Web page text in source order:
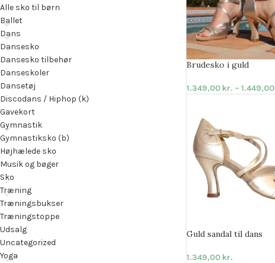
Alle sko til børn
Ballet
Dans
Dansesko
Dansesko tilbehør
Danseskoler
Dansetøj
Discodans / Hiphop (k)
Gavekort
Gymnastik
Gymnastiksko (b)
Højhælede sko
Musik og bøger
Sko
Træning
Træningsbukser
Træningstoppe
Udsalg
Uncategorized
Yoga
Brudesko i guld
1.349,00 kr. – 1.449,00
Guld sandal til dans
1.349,00 kr.